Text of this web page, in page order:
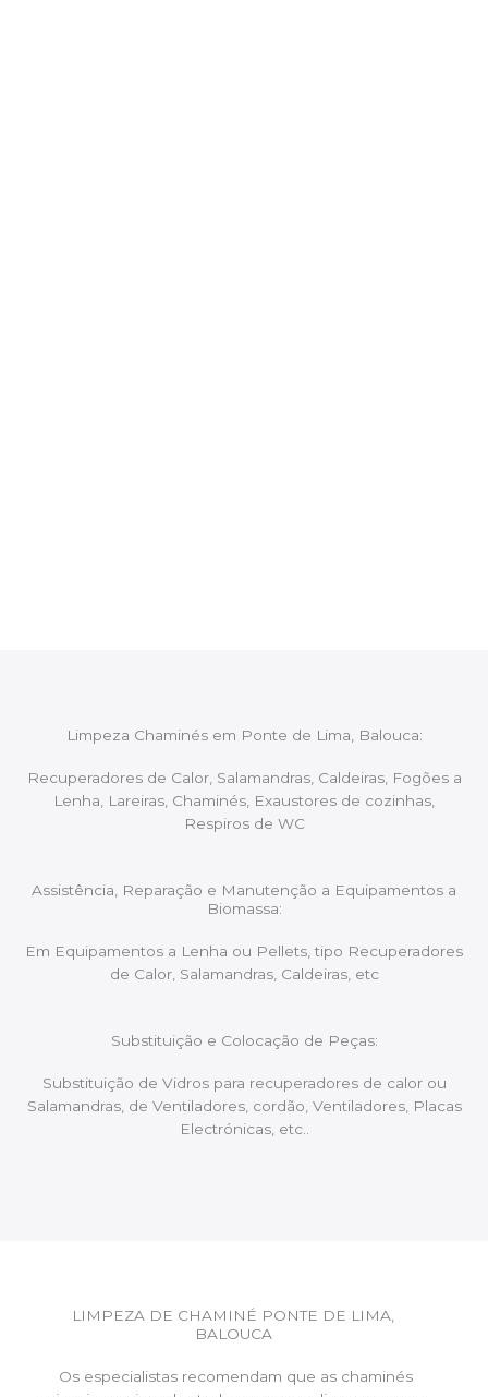
Limpeza Chaminés em Ponte de Lima, Balouca:
Recuperadores de Calor, Salamandras, Caldeiras, Fogões a
Lenha, Lareiras, Chaminés, Exaustores de cozinhas,
Respiros de WC
Assistência, Reparação e Manutenção a Equipamentos a
Biomassa:
Em Equipamentos a Lenha ou Pellets, tipo Recuperadores
de Calor, Salamandras, Caldeiras, etc
Substituição e Colocação de Peças:
Substituição de Vidros para recuperadores de calor ou
Salamandras, de Ventiladores, cordão, Ventiladores, Placas
Electrónicas, etc..
LIMPEZA DE CHAMINÉ PONTE DE LIMA,
BALOUCA
Os especialistas recomendam que as chaminés